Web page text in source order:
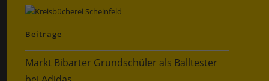
Beiträge
Markt Bibarter Grundschüler als Balltester